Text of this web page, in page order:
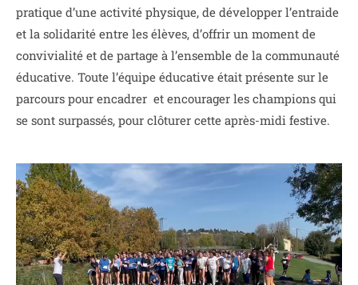
pratique d’une activité physique, de développer l’entraide
et la solidarité entre les élèves, d’offrir un moment de
convivialité et de partage à l’ensemble de la communauté
éducative. Toute l’équipe éducative était présente sur le
parcours pour encadrer et encourager les champions qui
se sont surpassés, pour clôturer cette après-midi festive.